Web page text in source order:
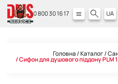
0 800 30 16 17 UA
Головна Каталог
Сифон для душового піддону